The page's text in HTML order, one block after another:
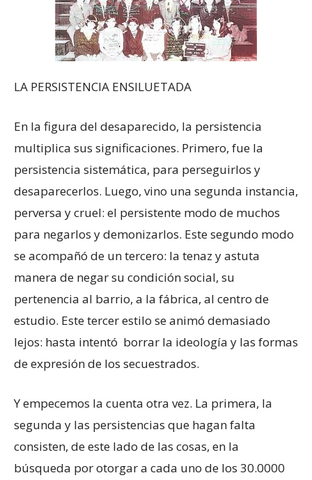
LA PERSISTENCIA ENSILUETADA
En la figura del desaparecido, la persistencia
multiplica sus significaciones. Primero, fue la
persistencia sistemática, para perseguirlos y
desaparecerlos. Luego, vino una segunda instancia,
perversa y cruel: el persistente modo de muchos
para negarlos y demonizarlos. Este segundo modo
se acompañó de un tercero: la tenaz y astuta
manera de negar su condición social, su
pertenencia al barrio, a la fábrica, al centro de
estudio. Este tercer estilo se animó demasiado
lejos: hasta intentó borrar la ideología y las formas
de expresión de los secuestrados.
Y empecemos la cuenta otra vez. La primera, la
segunda y las persistencias que hagan falta
consisten, de este lado de las cosas, en la
búsqueda por otorgar a cada uno de los 30.0000